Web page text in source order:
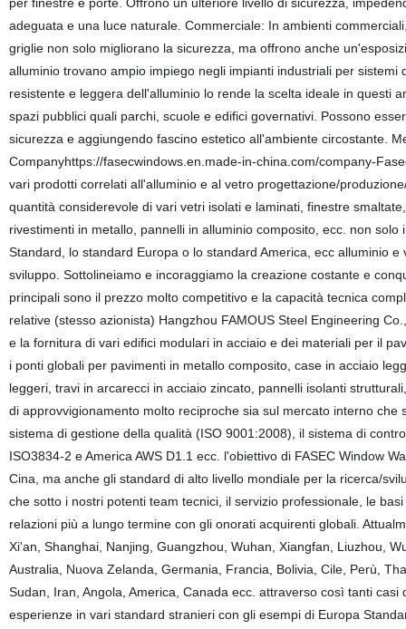
adeguata e una luce naturale. Commerciale: In ambienti
griglie non solo migliorano la sicurezza, ma offrono anche
alluminio trovano ampio impiego negli impianti industriali per
resistente e leggera dell'alluminio lo rende la scelta ideale in questi
spazi pubblici quali parchi, scuole e edifici governativi. Possono
sicurezza e aggiungendo fascino estetico all'ambiente circostante.
Companyhttps://fasecwindows.en.made-in-china.com/company-
vari prodotti correlati all'alluminio e al vetro progettazione/
quantità considerevole di vari vetri isolati e laminati, finestre
rivestimenti in metallo, pannelli in alluminio composito, ecc. non
Standard, lo standard Europa o lo standard America, ecc alluminio
sviluppo. Sottolineiamo e incoraggiamo la creazione costante e
principali sono il prezzo molto competitivo e la capacità tecnica
relative (stesso azionista) Hangzhou FAMOUS Steel Engineering
e la fornitura di vari edifici modulari in acciaio e dei materiali per il
i ponti globali per pavimenti in metallo composito, case in acciaio
leggeri, travi in arcarecci in acciaio zincato, pannelli isolanti
di approvvigionamento molto reciproche sia sul mercato interno
sistema di gestione della qualità (ISO 9001:2008), il sistema di
ISO3834-2 e America AWS D1.1 ecc. l'obiettivo di FASEC Window
Cina, ma anche gli standard di alto livello mondiale per la ricerca/
che sotto i nostri potenti team tecnici, il servizio professionale, le
relazioni più a lungo termine con gli onorati acquirenti globali.
Xi'an, Shanghai, Nanjing, Guangzhou, Wuhan, Xiangfan, Liuzhou,
Australia, Nuova Zelanda, Germania, Francia, Bolivia, Cile, Perù,
Sudan, Iran, Angola, America, Canada ecc. attraverso così tanti
esperienze in vari standard stranieri con gli esempi di Europa